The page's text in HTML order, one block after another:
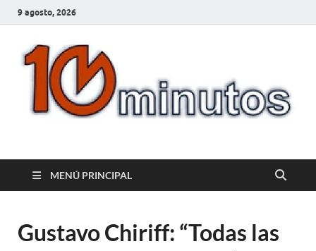
9 agosto, 2026
10minutos.com.uy
MENÚ PRINCIPAL
Gustavo Chiriff: “Todas las